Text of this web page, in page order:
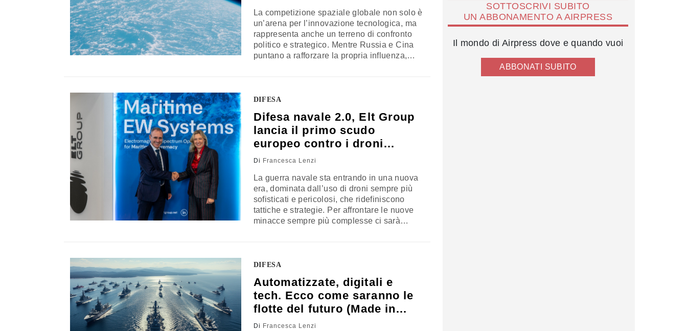
La competizione spaziale globale non solo è
un’arena per l’innovazione tecnologica, ma
rappresenta anche un terreno di confronto
politico e strategico. Mentre Russia e Cina
puntano a rafforzare la propria influenza,
assenza di un proprio vettore di lancio
DIFESA
Difesa navale 2.0, Elt Group
lancia il primo scudo
europeo contro i droni
nemici
Di Francesca Lenzi
La guerra navale sta entrando in una nuova
era, dominata dall’uso di droni sempre più
sofisticati e pericolosi, che ridefiniscono
tattiche e strategie. Per affrontare le nuove
minacce sempre più complesse ci sarà
questo campo, l’Italia è all’avanguardia,
all’Euronaval di Parigi da Elt Group
DIFESA
Automatizzate, digitali e
tech. Ecco come saranno le
flotte del futuro (Made in
Italy)
Di Francesca Lenzi
SOTTOSCRIVI SUBITO
UN ABBONAMENTO A AIRPRESS
Il mondo di Airpress dove e quando vuoi
ABBONATI SUBITO